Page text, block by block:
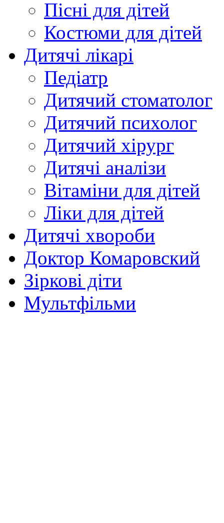
Пісні для дітей
Костюми для дітей
Дитячі лікарі
Педіатр
Дитячий стоматолог
Дитячий психолог
Дитячий хірург
Дитячі аналізи
Вітаміни для дітей
Ліки для дітей
Дитячі хвороби
Доктор Комаровский
Зіркові діти
Мультфільми